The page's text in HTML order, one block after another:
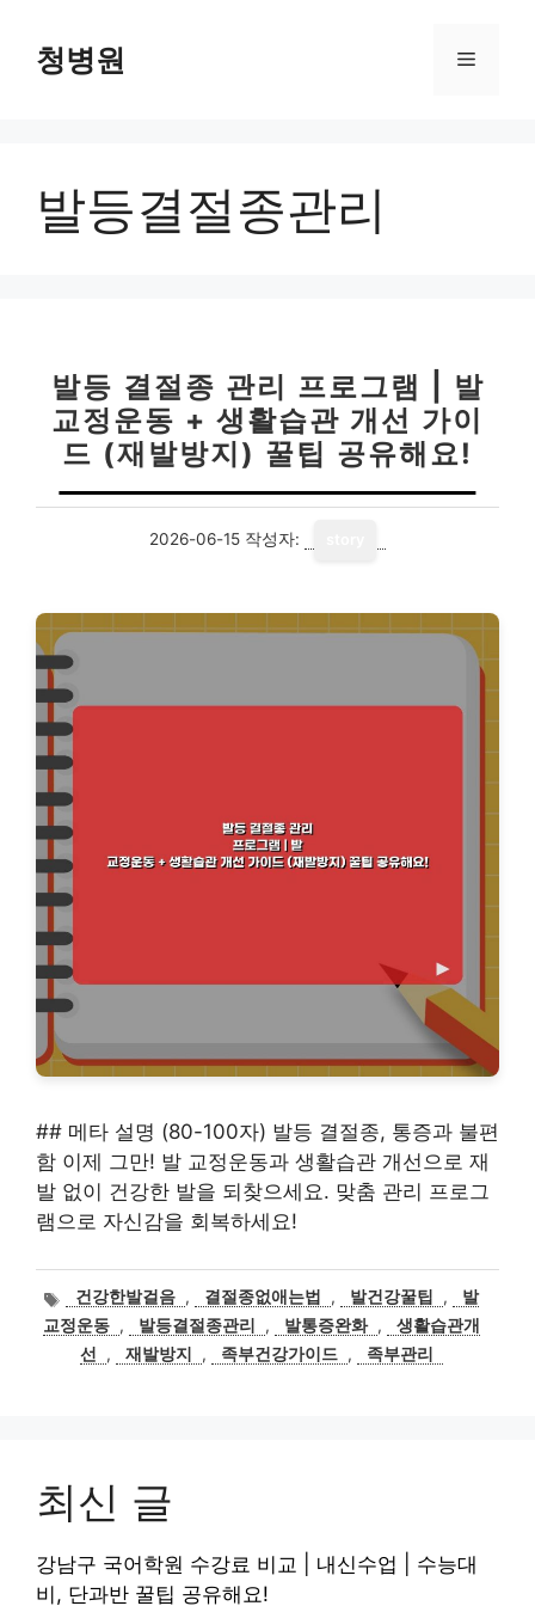
청병원 메
발등결절종관리
발등 결절종 관리 프로그램 | 발
교정운동 + 생활습관 개선 가이
드 (재발방지) 꿀팁 공유해요!
2026-06-15 작성자:
## 메타 설명 (80-100자) 발등 결절종, 통증과 불편
함 이제 그만! 발 교정운동과 생활습관 개선으로 재
발 없이 건강한 발을 되찾으세요. 맞춤 관리 프로그
램으로 자신감을 회복하세요!
태
그
건강한발걸음 , 결절종없애는법 , 발건강꿀팁 ,
발
교정운동 , 발등결절종관리 , 발통증완화 ,
생활습관개
선
, 재발방지 , 족부건강가이드 , 족부관리
최신 글
강남구 국어학원 수강료 비교 | 내신수업 | 수능대
비, 단과반 꿀팁 공유해요!